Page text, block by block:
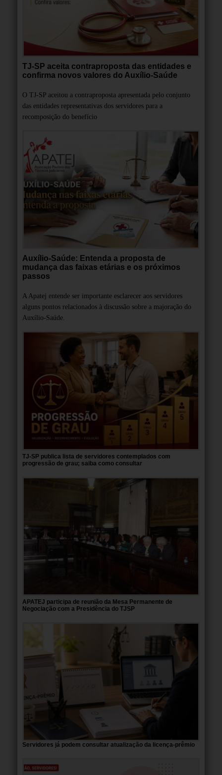
TJ-SP aceita contraproposta das entidades e
confirma novos valores do Auxílio-Saúde
O TJ-SP aceitou a contraproposta apresentada pelo conjunto
das entidades representativas dos servidores para a
recomposição do benefício
Auxílio-Saúde: Entenda a proposta de
mudança das faixas etárias e os próximos
passos
A Apatej entende ser importante esclarecer aos servidores
alguns pontos relacionados à discussão sobre a majoração do
Auxílio-Saúde.
TJ-SP publica lista de servidores contemplados com
progressão de grau; saiba como consultar
APATEJ participa de reunião da Mesa Permanente de
Negociação com a Presidência do TJSP
Servidores já podem consultar atualização da licença-prêmio